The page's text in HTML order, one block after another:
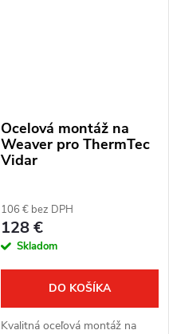
Ocelová montáž na
Weaver pro ThermTec
Vidar
106 € bez DPH
128 €
Skladom
DO KOŠÍKA
Kvalitná oceľová montáž na